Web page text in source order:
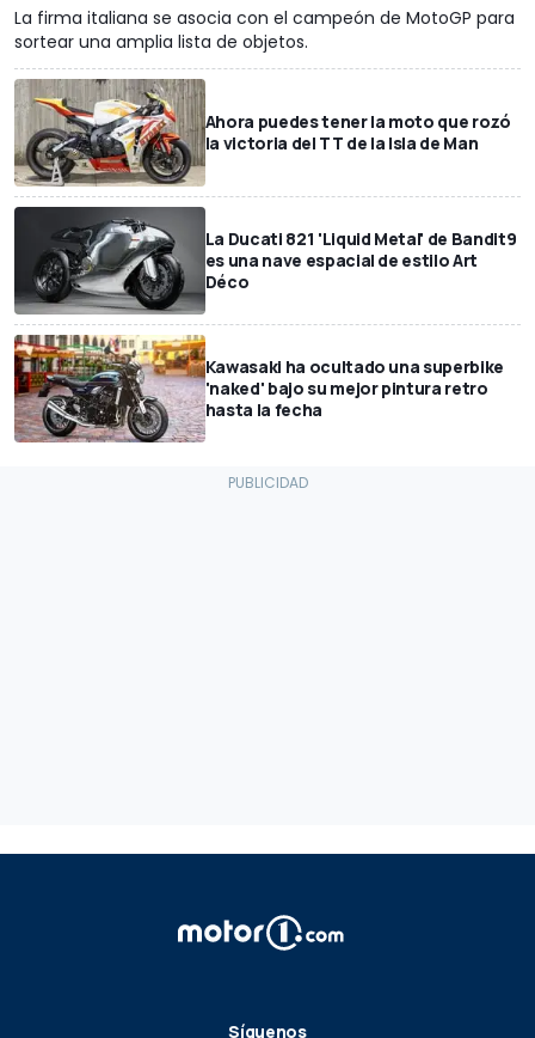
La firma italiana se asocia con el campeón de MotoGP para
sortear una amplia lista de objetos.
Ahora puedes tener la moto que rozó
la victoria del TT de la Isla de Man
La Ducati 821 'Liquid Metal' de Bandit9
es una nave espacial de estilo Art
Déco
Kawasaki ha ocultado una superbike
'naked' bajo su mejor pintura retro
hasta la fecha
Síguenos